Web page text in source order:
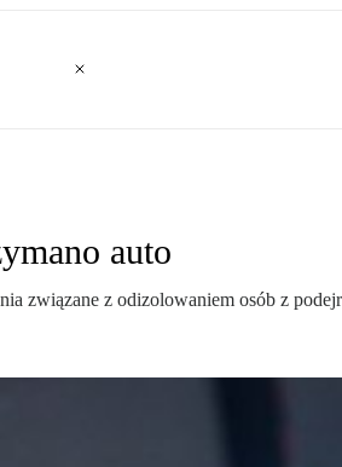
auto
związane z odizolowaniem osób z